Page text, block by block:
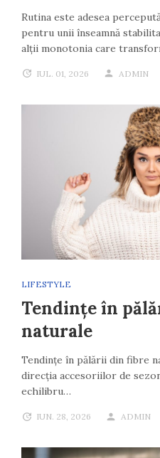
Rutina este adesea
pentru unii înseamnă
alții monotonia care
IUL. 01, 2026 ADMIN
LIFESTYLE
Tendințe în
naturale
Tendințe în pălării din fibre
direcția accesoriilor de
echilibru…
IUN. 28, 2026 ADMIN